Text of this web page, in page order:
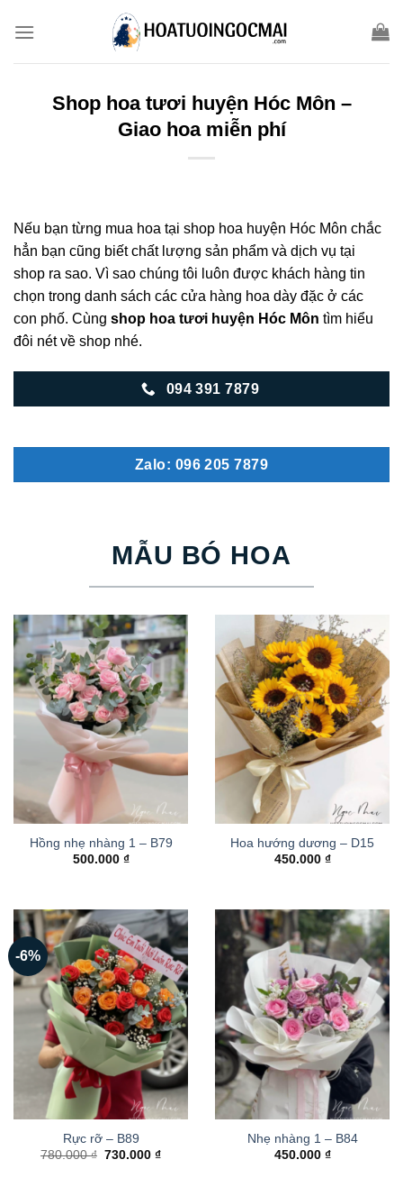
Shop hoa tươi huyện Hóc Môn –
Giao hoa miễn phí
Nếu bạn từng mua hoa tại shop hoa huyện Hóc Môn chắc
hẳn bạn cũng biết chất lượng sản phẩm và dịch vụ tại
shop ra sao. Vì sao chúng tôi luôn được khách hàng tin
chọn trong danh sách các cửa hàng hoa dày đặc ở các
con phố. Cùng shop hoa tươi huyện Hóc Môn tìm hiểu
đôi nét về shop nhé.
094 391 7879
Zalo: 096 205 7879
MẪU BÓ HOA
Hồng nhẹ nhàng 1 – B79
500.000 ₫
Hoa hướng dương – D15
450.000 ₫
-6%
Rực rỡ – B89
780.000₫ Giá
730.000₫Giá
Nhẹ nhàng 1 – B84
450.000 ₫